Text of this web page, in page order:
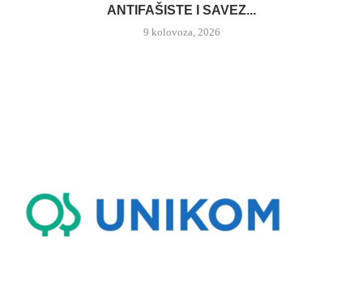
ANTIFAŠISTE I SAVEZ...
9 kolovoza, 2026